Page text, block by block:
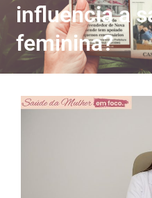
influencia a
feminina?